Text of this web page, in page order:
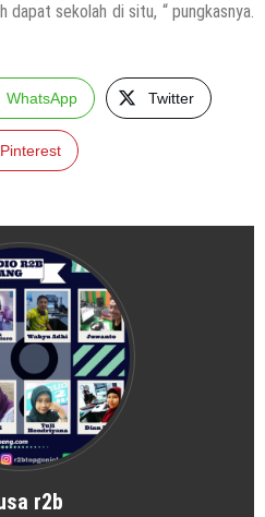
dapat sekolah di situ, “ pungkasnya.
WhatsApp Twitter
Pinterest
r2b